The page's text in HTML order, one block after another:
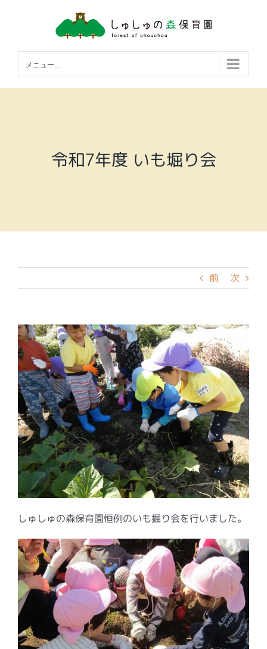
メニュー...
令和7年度 いも堀り会
前 次
しゅしゅの森保育園恒例のいも掘り会を行いました。